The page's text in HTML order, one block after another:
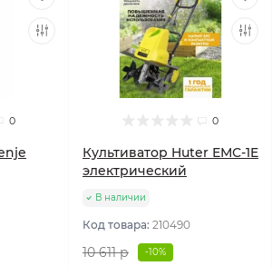
0 0
Культиватор Huter ЕМС-1E
электрический
В наличии
Код товара: 210490
10 611 р -10%